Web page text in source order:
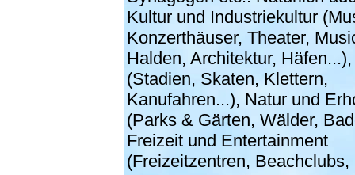
Kultur und Industriekultur
Konzerthäuser, Theater,
Halden, Architektur,
(Stadien, Skaten, Klettern,
Kanufahren...), Natur und
(Parks & Gärten, Wälder,
Freizeit und Entertainment
(Freizeitzentren, Beachclubs,